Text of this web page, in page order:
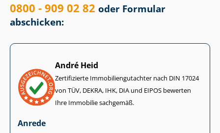
0800 - 909 02 82 oder Formular
abschicken:
André Heid
Zertifizierte Im­mo­bi­li­en­gut­ach­ter nach DIN 17024
von TÜV, DEKRA, IHK, DIA und EIPOS bewerten
Ihre Immobilie sachgemäß.
Anrede